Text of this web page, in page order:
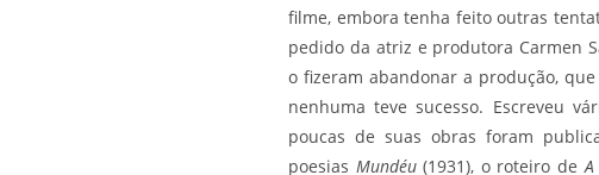
filme, embora tenha feito outras
pedido da atriz e produtora Carmen
o fizeram abandonar a produção,
nenhuma teve sucesso. Escreveu
poucas de suas obras foram
poesias Mundéu(1931), o roteiro de